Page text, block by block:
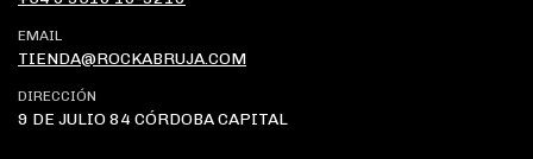
EMAIL
TIENDA@ROCKABRUJA.COM
DIRECCIÓN
9 DE JULIO 84 CÓRDOBA CAPITAL